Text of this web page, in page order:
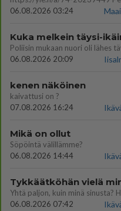
06.08.2026 03:24
Kuka melkein täysi-
06.08.2026 20:09
kenen näköinen
kaivattusi on ?
07.08.2026 16:24
Mikä on ollut
Söpöintä välillämme?
06.08.2026 14:44
Tykkäätköhän vielä
06.08.2026 07:42